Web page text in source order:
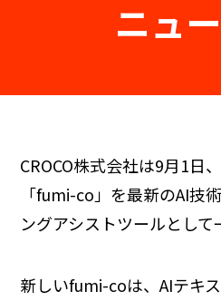
ニュ
CROCO株式会社は9月1日
「fumi-co」を最新のAI技
ングアシストツールとして
新しいfumi-coは、AIテキ